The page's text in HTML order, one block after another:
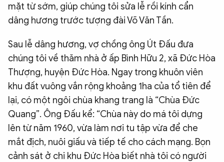
mặt từ sớm, giúp chúng tôi sửa lễ rồi kính cẩn
dâng hương trước tượng đài Võ Văn Tần.
Sau lễ dâng hương, vợ chồng ông Út Đấu đưa
chúng tôi về thăm nhà ở ấp Bình Hữu 2, xã Đức Hòa
Thượng, huyện Đức Hòa. Ngay trong khuôn viên
khu đất vuông vắn rộng khoảng 1ha của tổ tiên để
lại, có một ngôi chùa khang trang là “Chùa Đức
Quang”. Ông Đấu kể: “Chùa này do má tôi dựng
lên từ năm 1960, vừa làm nơi tu tập vừa để che
mắt địch, nuôi giấu và tiếp tế cho cách mạng. Bọn
cảnh sát ở chi khu Đức Hòa biết nhà tôi có người